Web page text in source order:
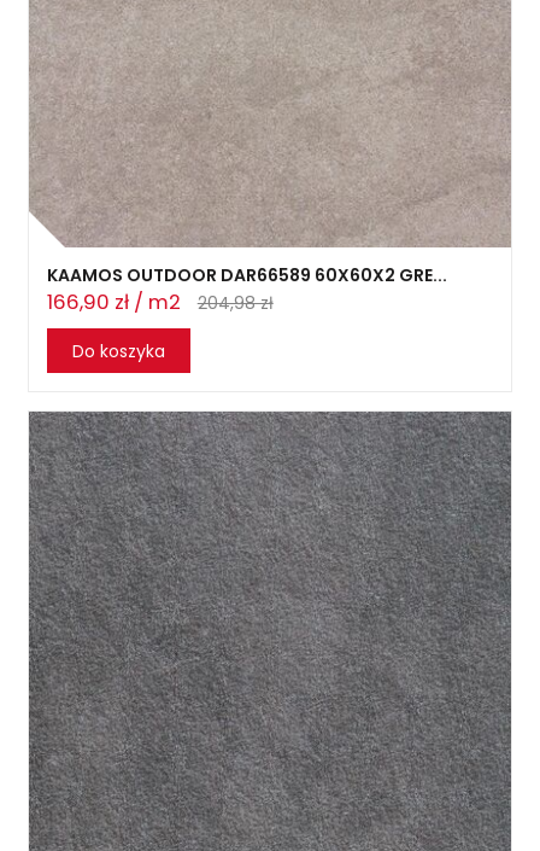
KAAMOS OUTDOOR DAR66589 60X60X2 GRE...
166,90 zł / m2
204,98 zł
Do koszyka